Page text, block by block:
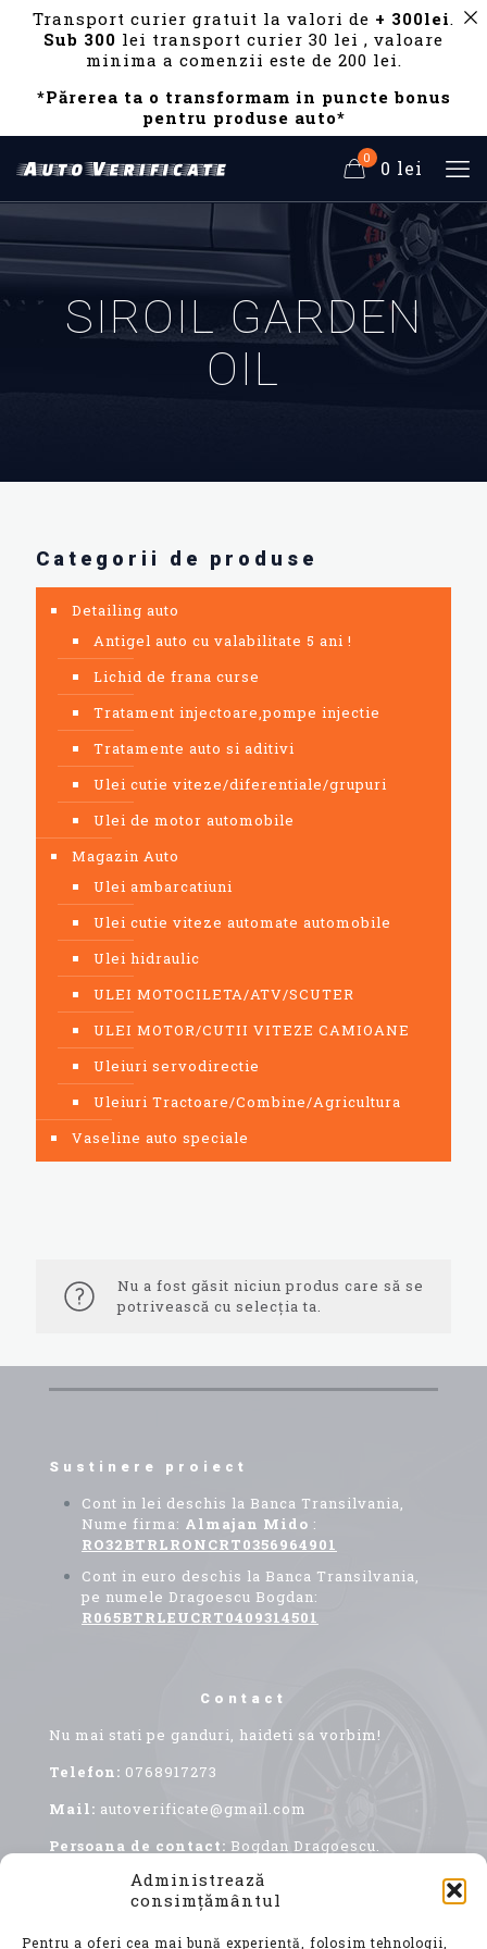
Transport curier gratuit la valori de + 300lei.
Sub 300 lei transport curier 30 lei , valoare
minima a comenzii este de 200 lei.
*Părerea ta o transformam in puncte bonus
pentru produse auto*
Administrează
consimțământul
Pentru a oferi cea mai bună experiență, folosim tehnologii,
0 0 lei
SIROIL GARDEN
OIL
Categorii de produse
Detailing auto
Antigel auto cu valabilitate 5 ani !
Lichid de frana curse
Tratament injectoare,pompe injectie
Tratamente auto si aditivi
Ulei cutie viteze/diferentiale/grupuri
Ulei de motor automobile
Magazin Auto
Ulei ambarcatiuni
Ulei cutie viteze automate automobile
Ulei hidraulic
ULEI MOTOCILETA/ATV/SCUTER
ULEI MOTOR/CUTII VITEZE CAMIOANE
Uleiuri servodirectie
Uleiuri Tractoare/Combine/Agricultura
Vaseline auto speciale
Nu a fost găsit niciun produs care să se
potrivească cu selecția ta.
Sustinere proiect
Cont in lei deschis la Banca Transilvania,
Nume firma: Almajan Mido :
RO32BTRLRONCRT0356964901
Cont in euro deschis la Banca Transilvania,
pe numele Dragoescu Bogdan:
R065BTRLEUCRT0409314501
Contact
Nu mai stati pe ganduri, haideti sa vorbim!
Telefon: 0768917273
Mail: autoverificate@gmail.com
Persoana de contact: Bogdan Dragoescu.